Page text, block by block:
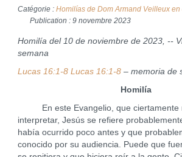
Catégorie : Homilías de Dom Armand Veilleux en
Publication : 9 novembre 2023
Homilía del 10 de noviembre de 2023, --
semana
Lucas 16:1-8 Lucas 16:1-8 – memoria de
Homilía
En este Evangelio, que ciertamente
interpretar, Jesús se refiere
había ocurrido poco antes y que
conocido por su audiencia. Puede que